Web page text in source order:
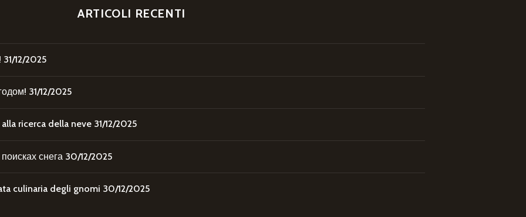
ARTICOLI RECENTI
31/12/2025
31/12/2025
ricerca della neve 31/12/2025
снега 30/12/2025
culinaria degli gnomi 30/12/2025